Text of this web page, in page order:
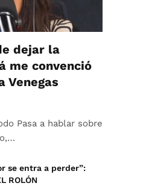
dejar la
me convenció
Venegas
Pasa a hablar sobre
se entra a perder”:
ROLÓN